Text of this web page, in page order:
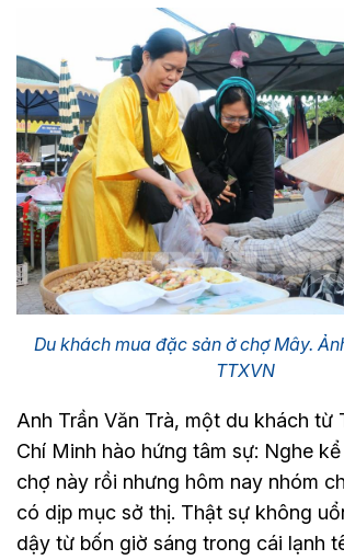
Du khách mua đặc sản ở chợ Mây.
TTXVN
Anh Trần Văn Trà, một du khách từ
Chí Minh hào hứng tâm sự: Nghe
chợ này rồi nhưng hôm nay nhóm
có dịp mục sở thị. Thật sự không
dậy từ bốn giờ sáng trong cái lạnh